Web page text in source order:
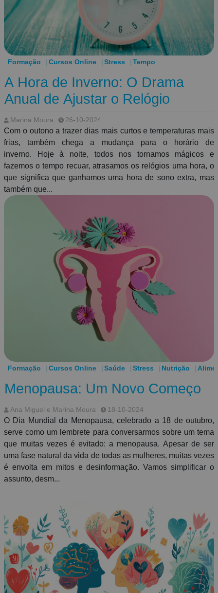
Formação Cursos Online Stress Tempo
A Hora de Inverno: O Drama
Anual de Ajustar o Relógio
Marina Moura 26-10-2024
Com o outono a trazer dias mais curtos e temperaturas mais
frias, também chega a mudança para o horário de
inverno. Hoje à noite, todos nos tornamos mágicos e
fazemos o tempo recuar, atrasamos os relógios ​​uma hora, o
que significa que ganhamos uma hora de sono extra, mas
também que...
Formação Cursos Online Saúde Stress Nutrição
Menopausa: Um Novo Começo
Ana Miguel e Marina Moura 18-10-2024
O Dia Mundial da Menopausa, celebrado a 18 de outubro,
serve como um lembrete para conversarmos sobre um tema
que muitas vezes é evitado: a menopausa. Apesar de ser
uma fase natural da vida de todas as mulheres, muitas vezes
é envolta em mitos e desinformação. Vamos simplificar o
assunto, desm...